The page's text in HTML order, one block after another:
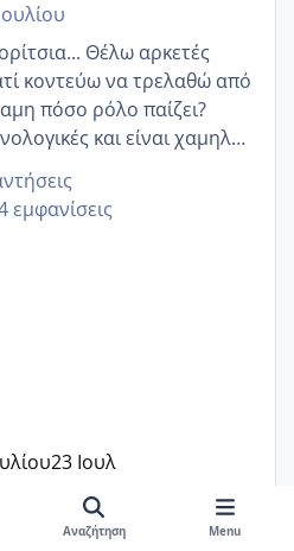
Θέλω αρκετές
πόσο ρόλο παίζει?
και είναι χαμηλή
μου.. Είχα ήδη μια
έπρεπε να τερματιστεί
και προσπαθώ 7
εμφανίσεις
23 Ιουλ
Αναζήτηση Menu